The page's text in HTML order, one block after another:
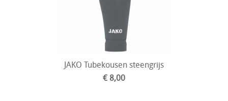
JAKO Tubekousen steengrijs
€ 8,00